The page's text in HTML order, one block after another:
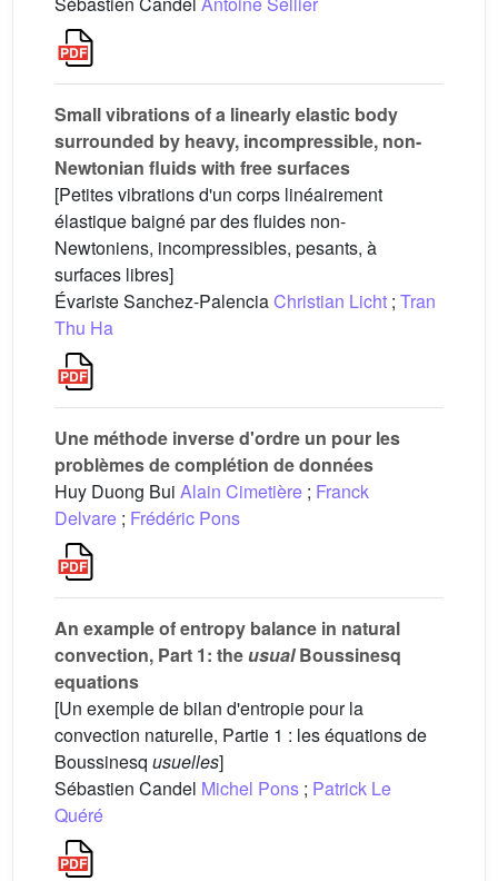
Small vibrations of a linearly elastic body
surrounded by heavy, incompressible, non-
Newtonian fluids with free surfaces
[Petites vibrations d'un corps linéairement
élastique baigné par des fluides non-
Newtoniens, incompressibles, pesants, à
surfaces libres]
Évariste Sanchez-PalenciaChristian Licht ; Tran
Thu Ha
Une méthode inverse d'ordre un pour les
problèmes de complétion de données
Huy Duong Bui Alain Cimetière ; Franck
Delvare ; Frédéric Pons
An example of entropy balance in natural
convection, Part 1: theusualBoussinesq
equations
[Un exemple de bilan d'entropie pour la
convection naturelle, Partie 1 : les équations de
Boussinesq usuelles]
Sébastien Candel Michel Pons ; Patrick Le
Quéré